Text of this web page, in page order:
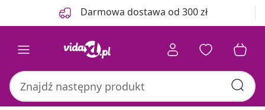
Darmowa dostawa od 300 zł